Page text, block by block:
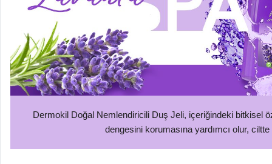
Dermokil Doğal Nemlendiricili Duş Jeli, içeriğindeki bitkisel
dengesini korumasına yardımcı olur,